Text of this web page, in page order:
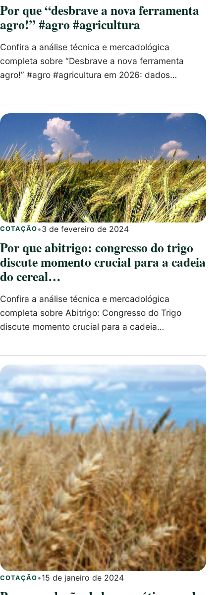
Por que “desbrave a nova ferramenta
agro!” #agro #agricultura
Confira a análise técnica e mercadológica
completa sobre “Desbrave a nova ferramenta
agro!” #agro #agricultura em 2026: dados…
COTAÇÃO •3 de fevereiro de 2024
Por que abitrigo: congresso do trigo
discute momento crucial para a cadeia
do cereal…
Confira a análise técnica e mercadológica
completa sobre Abitrigo: Congresso do Trigo
discute momento crucial para a cadeia…
COTAÇÃO •15 de janeiro de 2024